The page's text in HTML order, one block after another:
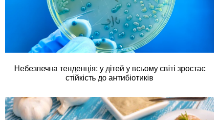
Небезпечна тенденція: у дітей у всьому світі зростає
стійкість до антибіотиків